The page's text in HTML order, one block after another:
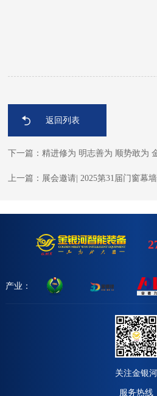
返回列表
上一篇：展会邀请| 2025第31届门窗幕
产业：
关注金银河
服务热线